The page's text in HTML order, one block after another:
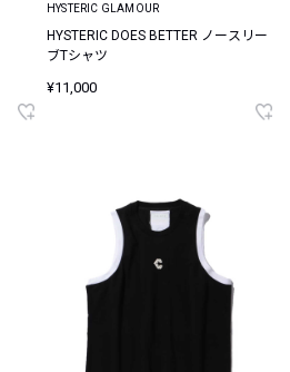
HYSTERIC GLAMOUR
HYSTERIC DOES BETTER ノースリー
ブTシャツ
¥11,000